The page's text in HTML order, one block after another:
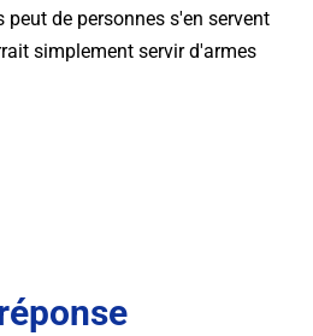
de personnes s'en servent
simplement servir d'armes